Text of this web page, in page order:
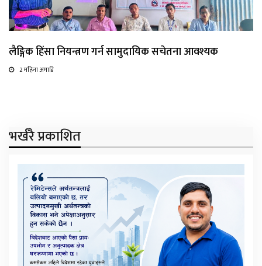
लैङ्गिक हिंसा नियन्त्रण गर्न सामुदायिक सचेतना आवश्यक
2 महिना अगाडि
भर्खरै प्रकाशित